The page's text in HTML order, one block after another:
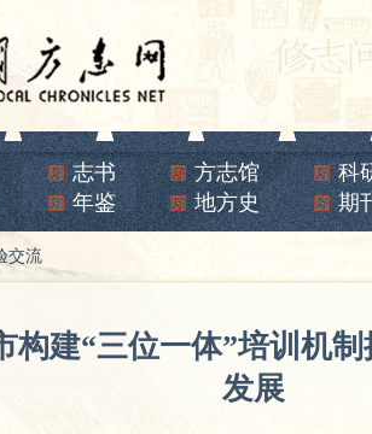
志书 方志馆
科
年鉴 地方史 期
交流
构建“三位一体”培训机
发展